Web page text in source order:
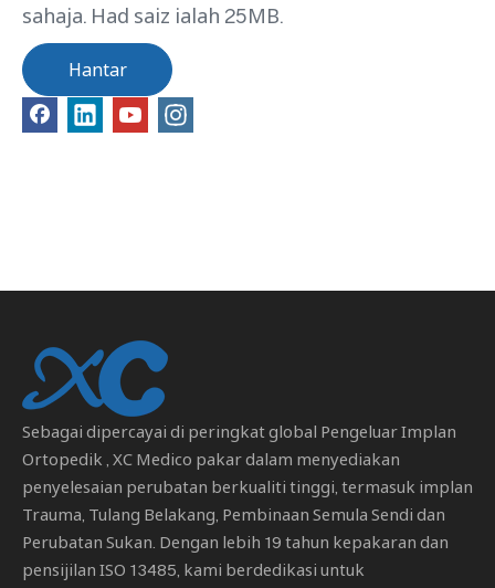
sahaja. Had saiz ialah 25MB.
Hantar
Sebagai dipercayai di peringkat global Pengeluar Implan
Ortopedik , XC Medico pakar dalam menyediakan
penyelesaian perubatan berkualiti tinggi, termasuk implan
Trauma, Tulang Belakang, Pembinaan Semula Sendi dan
Perubatan Sukan. Dengan lebih 19 tahun kepakaran dan
pensijilan ISO 13485, kami berdedikasi untuk